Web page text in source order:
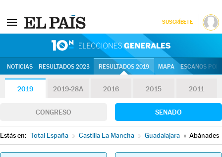
SUSCRÍBETE
NOTICIAS RESULTADOS 2023 RESULTADOS 2019 MAPA ESCAÑOS
2019 2019-28A 2016 2015 2011
CONGRESO SENADO
Estás en: Total España » Castilla La Mancha » Guadalajara » Abánades